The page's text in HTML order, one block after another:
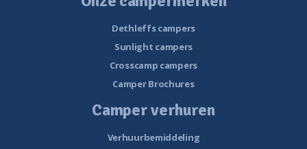
Dethleffs campers
Sunlight campers
Crosscamp campers
Camper Brochures
Camper verhuren
Verhuurbemiddeling